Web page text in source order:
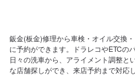
鈑金(板金)修理から車検・オイル交換
に予約ができます。ドラレコやETCの
日々の洗車から、アライメント調整と
な店舗探しができ、来店予約まで対応